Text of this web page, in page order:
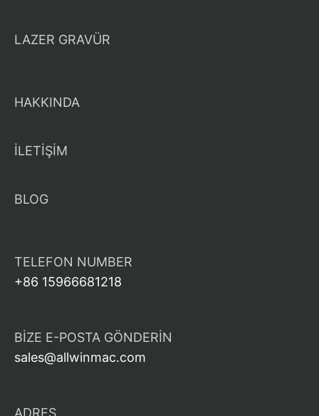
LAZER GRAVÜR
HAKKINDA
İLETİŞİM
BLOG
TELEFON NUMBER
+86 15966681218
BIZE E-POSTA GÖNDERIN
sales@allwinmac.com